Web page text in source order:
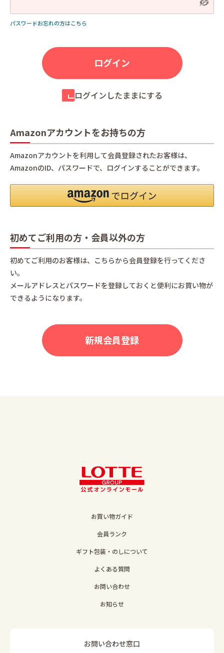
パスワードお忘れの方はこちら
ログインしたままにする
Amazonアカウントをお持ちの方
Amazonアカウントを利用して会員登録されたお客様は、
AmazonのID、パスワードで、ログインすることができます。
初めてご利用の方・会員以外の方
初めてご利用のお客様は、こちらから会員登録を行ってくださ
い。
メールアドレスとパスワードを登録しておくと便利にお買い物が
できるようになります。
お買い物ガイド
会員ランク
ギフト包装・のしについて
よくある質問
お問い合わせ
お知らせ
お問い合わせ窓口